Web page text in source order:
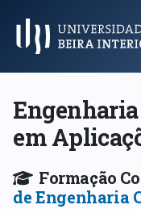
Menu
em
Formação
de Engenharia